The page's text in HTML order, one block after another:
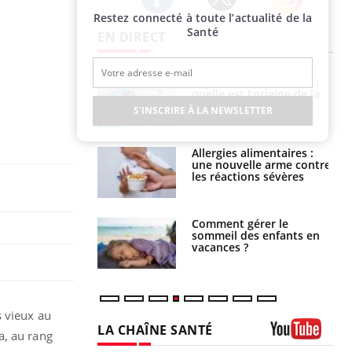
vieux au
au rang
Facebook Twitter Instagram
quelle est l’origine de la
contamination ?
Allergies alimentaires :
une nouvelle arme contre
les réactions sévères
Comment gérer le
sommeil des enfants en
vacances ?
LA CHAÎNE SANTÉ
Restez connecté à toute l’actualité de la
Santé
S'INSCRIRE À LA NEWSLETTER